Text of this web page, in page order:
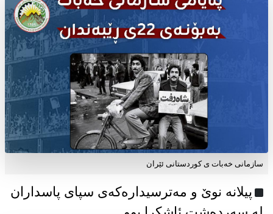
سازمانی خەبات ی كوردستانی ئێران
پیلانە نوێ و مەترسیدارەکەی سپای پاسداران